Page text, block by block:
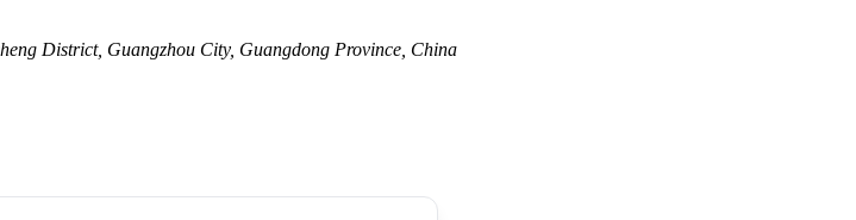
District, Guangzhou City, Guangdong Province, China